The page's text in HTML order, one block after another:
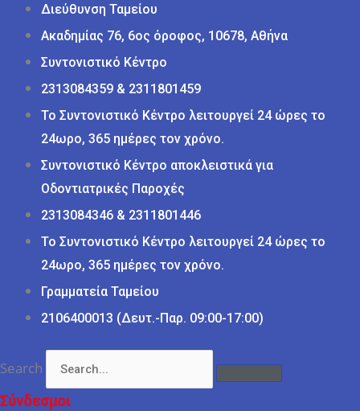
Διεύθυνση Ταμείου
Ακαδημίας 76, 6ος όροφος, 10678, Αθήνα
Συντονιστικό Κέντρο
2313084359 & 2311801459
Το Συντονιστικό Κέντρο λειτουργεί 24 ώρες το
24ωρο, 365 ημέρες τον χρόνο.
Συντονιστικό Κέντρο αποκλειστικά για
Οδοντιατρικές Παροχές
2313084346 & 2311801446
Το Συντονιστικό Κέντρο λειτουργεί 24 ώρες το
24ωρο, 365 ημέρες τον χρόνο.
Γραμματεία Ταμείου
2106400013 (Δευτ.-Παρ. 09:00-17:00)
Search
Σύνδεσμοι